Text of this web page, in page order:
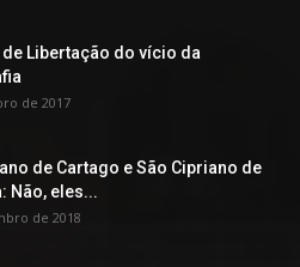
Libertação do vício da
de 2017
de Cartago e São Cipriano de
Não, eles...
de 2018